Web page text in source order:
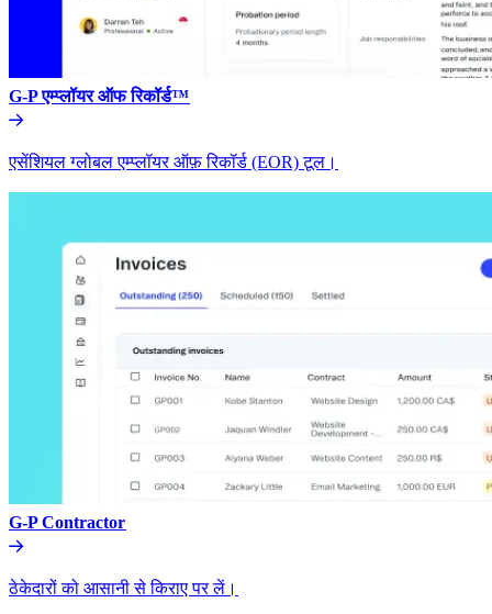
G-P एम्प्लॉयर ऑफ रिकॉर्ड™​​
एसेंशियल ग्लोबल एम्प्लॉयर ऑफ़ रिकॉर्ड (EOR) टूल।​​
G-P Contractor​​
ठेकेदारों को आसानी से किराए पर लें।​​